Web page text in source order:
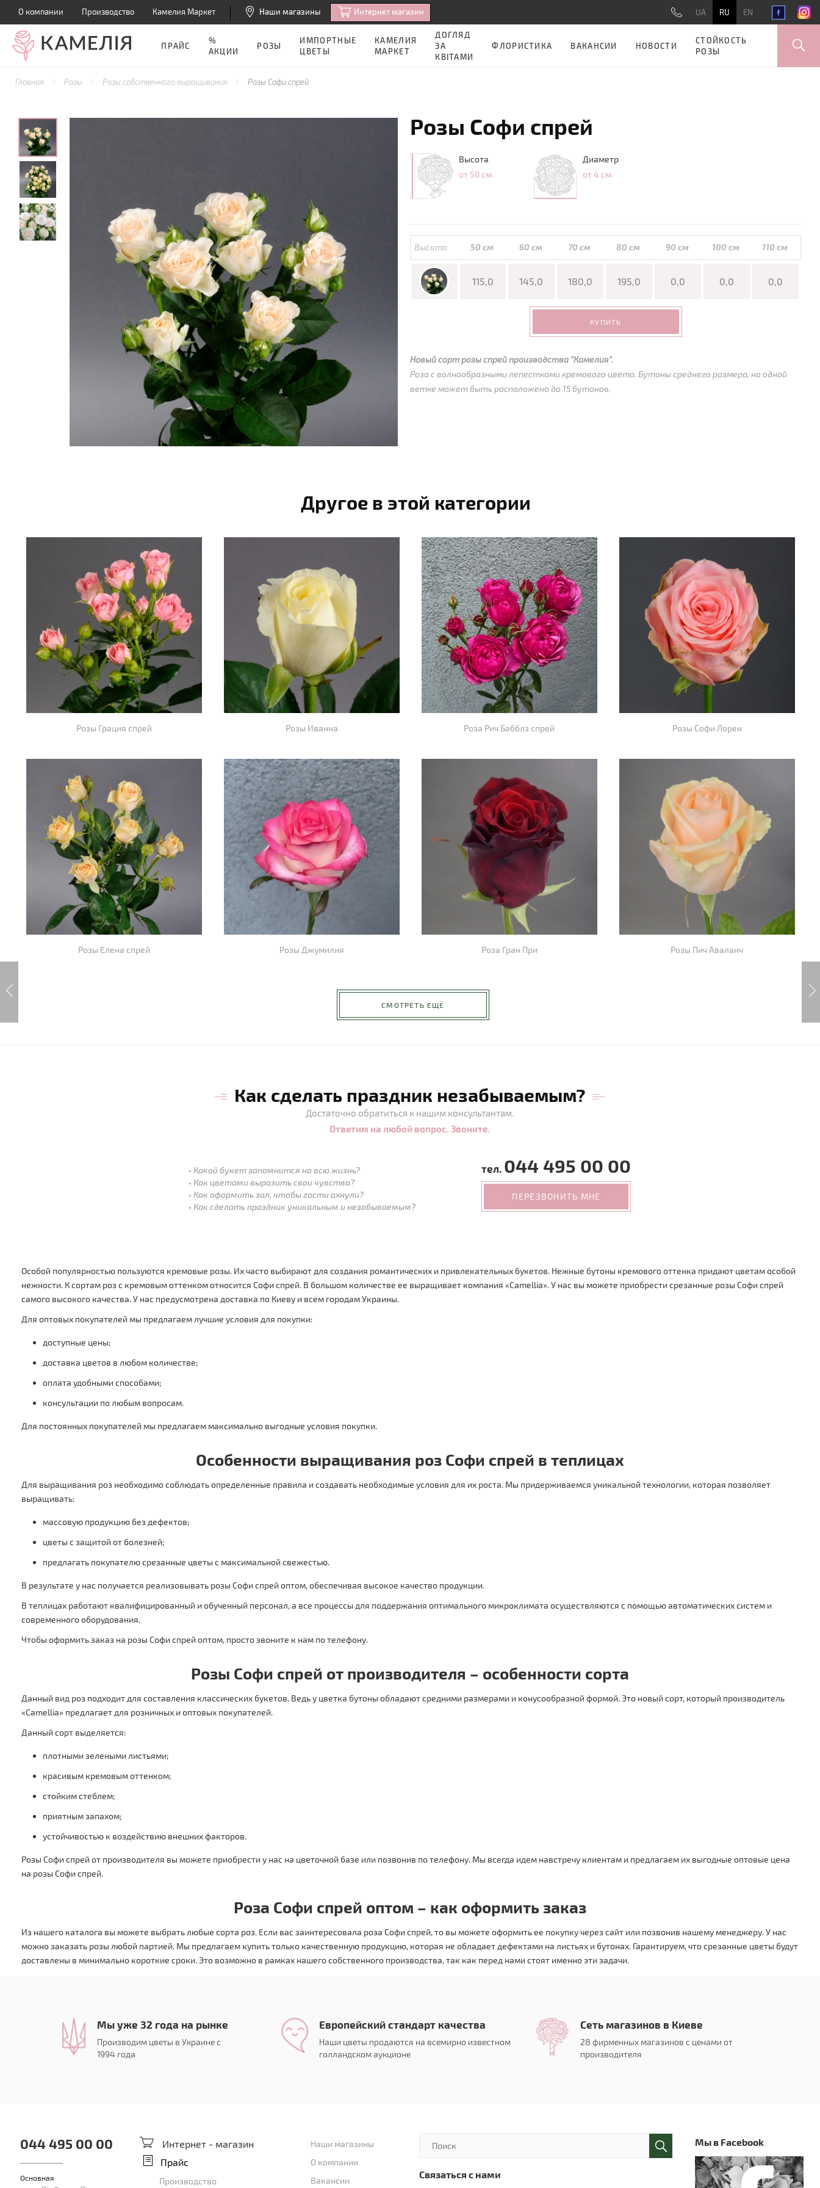
О компании Производство Камелия Маркет Наши магазины Интернет магазин UA RU EN
ПРАЙС
%
АКЦИИ
РОЗЫ
ИМПОРТНЫЕ
ЦВЕТЫ
КАМЕЛИЯ
МАРКЕТ
ДОГЛЯД
ЗА
КВІТАМИ
ФЛОРИСТИКА ВАКАНСИИ НОВОСТИ
СТОЙКОСТЬ
РОЗЫ
Главная Розы Розы собственного выращивания Розы Софи спрей
Розы Софи спрей
Высота
от 50 см
Диаметр
от 4 см
Высота 50 см 60 см 70 см 80 см 90 см 100 см 110 см
115,0 145,0 180,0 195,0 0,0 0,0 0,0
КУПИТЬ
Новый сорт розы спрей производства "Камелия".
Роза с волнообразными лепестками кремового цвета. Бутоны среднего размера, на одной
ветке может быть расположено до 15 бутонов.
Другое в этой категории
Розы Грация спрей Розы Иванна Роза Рич Бабблз спрей Розы Софи Лорен
Розы Елена спрей Розы Джумилия Роза Гран При Розы Пич Аваланч
СМОТРЕТЬ ЕЩЁ
Как сделать праздник незабываемым?
Достаточно обратиться к нашим консультантам.
Ответим на любой вопрос. Звоните.
Какой букет запомнится на всю жизнь?
Как цветами выразить свои чувства?
Как оформить зал, чтобы гости ахнули?
Как сделать праздник уникальным и незабываемым?
тел. 044 495 00 00
ПЕРЕЗВОНИТЬ МНЕ
Особой популярностью пользуются кремовые розы. Их часто выбирают для создания романтических и привлекательных букетов. Нежные бутоны кремового оттенка придают цветам особой
нежности. К сортам роз с кремовым оттенком относится Софи спрей. В большом количестве ее выращивает компания «Camellia». У нас вы можете приобрести срезанные розы Софи спрей
самого высокого качества. У нас предусмотрена доставка по Киеву и всем городам Украины.
Для оптовых покупателей мы предлагаем лучшие условия для покупки:
доступные цены;
доставка цветов в любом количестве;
оплата удобными способами;
консультации по любым вопросам.
Для постоянных покупателей мы предлагаем максимально выгодные условия покупки.
Особенности выращивания роз Софи спрей в теплицах
Для выращивания роз необходимо соблюдать определенные правила и создавать необходимые условия для их роста. Мы придерживаемся уникальной технологии, которая позволяет
выращивать:
массовую продукцию без дефектов;
цветы с защитой от болезней;
предлагать покупателю срезанные цветы с максимальной свежестью.
В результате у нас получается реализовывать розы Софи спрей оптом, обеспечивая высокое качество продукции.
В теплицах работают квалифицированный и обученный персонал, а все процессы для поддержания оптимального микроклимата осуществляются с помощью автоматических систем и
современного оборудования.
Чтобы оформить заказ на розы Софи спрей оптом, просто звоните к нам по телефону.
Розы Софи спрей от производителя – особенности сорта
Данный вид роз подходит для составления классических букетов. Ведь у цветка бутоны обладают средними размерами и конусообразной формой. Это новый сорт, который производитель
«Camellia» предлагает для розничных и оптовых покупателей.
Данный сорт выделяется:
плотными зелеными листьями;
красивым кремовым оттенком;
стойким стеблем;
приятным запахом;
устойчивостью к воздействию внешних факторов.
Розы Софи спрей от производителя вы можете приобрести у нас на цветочной базе или позвонив по телефону. Мы всегда идем навстречу клиентам и предлагаем их выгодные оптовые цена
на розы Софи спрей.
Роза Софи спрей оптом – как оформить заказ
Из нашего каталога вы можете выбрать любые сорта роз. Если вас заинтересовала роза Софи спрей, то вы можете оформить ее покупку через сайт или позвонив нашему менеджеру. У нас
можно заказать розы любой партией. Мы предлагаем купить только качественную продукцию, которая не обладает дефектами на листьях и бутонах. Гарантируем, что срезанные цветы будут
доставлены в минимально короткие сроки. Это возможно в рамках нашего собственного производства, так как перед нами стоят именно эти задачи.
Мы уже 32 года на рынке
Производим цветы в Украине с
1994 года
Европейский стандарт качества
Наши цветы продаются на всемирно известном
голландском аукционе
Сеть магазинов в Киеве
28 фирменных магазинов с ценами от
производителя
044 495 00 00
Основная
Интернет - магазин
Прайс
Производство
Наши магазины
О компании
Вакансии
Связаться с нами
Мы в Facebook